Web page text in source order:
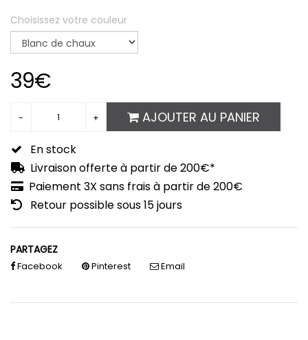
Choisissez votre couleur
39€
AJOUTER AU PANIER
En stock
Livraison offerte à partir de 200€*
Paiement 3X sans frais à partir de 200€
Retour possible sous 15 jours
PARTAGEZ
Facebook Pinterest Email